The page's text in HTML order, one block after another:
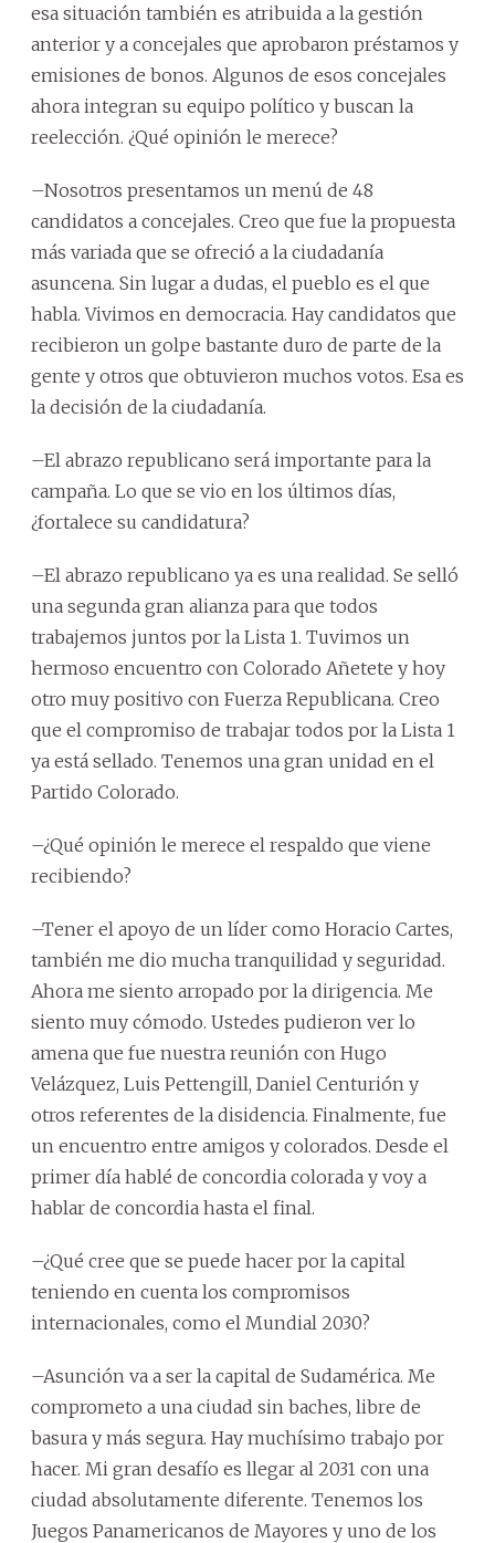
esa situación también es atribuida a la gestión
anterior y a concejales que aprobaron préstamos y
emisiones de bonos. Algunos de esos concejales
ahora integran su equipo político y buscan la
reelección. ¿Qué opinión le merece?
–Nosotros presentamos un menú de 48
candidatos a concejales. Creo que fue la propuesta
más variada que se ofreció a la ciudadanía
asuncena. Sin lugar a dudas, el pueblo es el que
habla. Vivimos en democracia. Hay candidatos que
recibieron un golpe bastante duro de parte de la
gente y otros que obtuvieron muchos votos. Esa es
la decisión de la ciudadanía.
–El abrazo republicano será importante para la
campaña. Lo que se vio en los últimos días,
¿fortalece su candidatura?
–El abrazo republicano ya es una realidad. Se selló
una segunda gran alianza para que todos
trabajemos juntos por la Lista 1. Tuvimos un
hermoso encuentro con Colorado Añetete y hoy
otro muy positivo con Fuerza Republicana. Creo
que el compromiso de trabajar todos por la Lista 1
ya está sellado. Tenemos una gran unidad en el
Partido Colorado.
–¿Qué opinión le merece el respaldo que viene
recibiendo?
–Tener el apoyo de un líder como Horacio Cartes,
también me dio mucha tranquilidad y seguridad.
Ahora me siento arropado por la dirigencia. Me
siento muy cómodo. Ustedes pudieron ver lo
amena que fue nuestra reunión con Hugo
Velázquez, Luis Pettengill, Daniel Centurión y
otros referentes de la disidencia. Finalmente, fue
un encuentro entre amigos y colorados. Desde el
primer día hablé de concordia colorada y voy a
hablar de concordia hasta el final.
–¿Qué cree que se puede hacer por la capital
teniendo en cuenta los compromisos
internacionales, como el Mundial 2030?
–Asunción va a ser la capital de Sudamérica. Me
comprometo a una ciudad sin baches, libre de
basura y más segura. Hay muchísimo trabajo por
hacer. Mi gran desafío es llegar al 2031 con una
ciudad absolutamente diferente. Tenemos los
Juegos Panamericanos de Mayores y uno de los